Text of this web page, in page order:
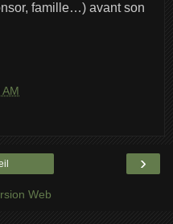
famille…) avant son
›
Web